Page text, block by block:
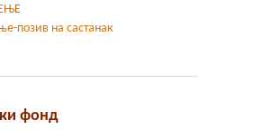
позив на састанак
фонд